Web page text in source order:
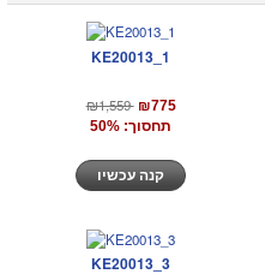
KE20013_1
₪1,559 ₪775
תחסוך: 50%
KE20013_3